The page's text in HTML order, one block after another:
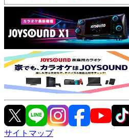
サイトマップ